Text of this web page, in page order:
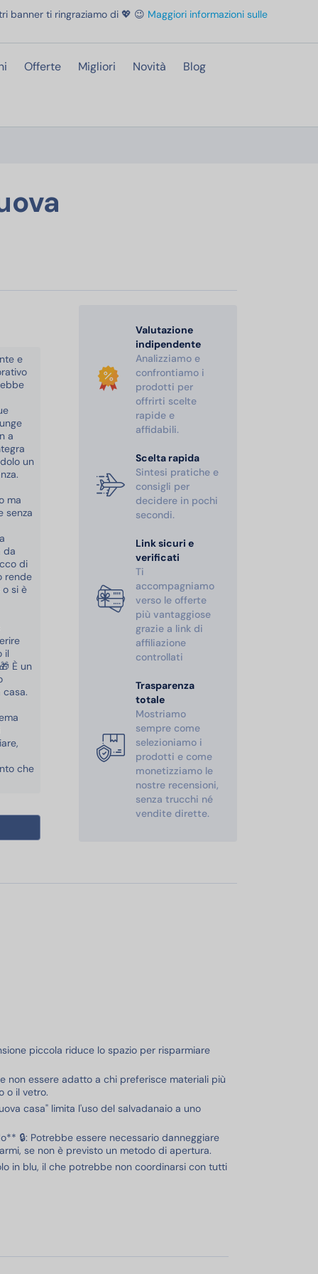
banner ti ringraziamo di 💖 😉 Maggiori informazioni sulle
Offerte Migliori Novità Blog
e
a
un
ma
senza
da
di
rende
si è
il
È un
casa.
che
Valutazione
indipendente
Analizziamo e
confrontiamo i
prodotti per
offrirti scelte
rapide e
affidabili.
Scelta rapida
Sintesi pratiche e
consigli per
decidere in pochi
secondi.
Link sicuri e
verificati
Ti
accompagniamo
verso le offerte
più vantaggiose
grazie a link di
affiliazione
controllati
Trasparenza
totale
Mostriamo
sempre come
selezioniamo i
prodotti e come
monetizziamo le
nostre recensioni,
senza trucchi né
vendite dirette.
piccola riduce lo spazio per risparmiare
non essere adatto a chi preferisce materiali più
o il vetro.
casa" limita l'uso del salvadanaio a uno
🔒: Potrebbe essere necessario danneggiare
se non è previsto un metodo di apertura.
in blu, il che potrebbe non coordinarsi con tutti